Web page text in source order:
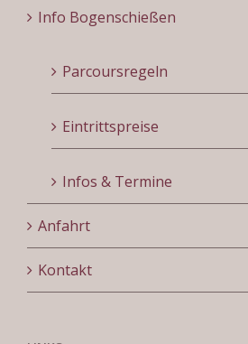
Info Bogenschießen
Parcoursregeln
Eintrittspreise
Infos & Termine
Anfahrt
Kontakt